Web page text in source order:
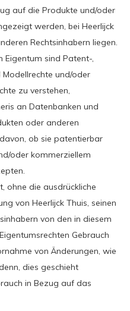
auf die Produkte und/oder
werden, bei Heerlijck
Rechtsinhabern liegen.
Eigentum sind Patent-,
Modellrechte und/oder
zu verstehen,
an Datenbanken und
oder anderen
ob sie patentierbar
oder kommerziellem
ohne die ausdrückliche
von Heerlijck Thuis, seinen
von den in diesem
Gebrauch
von Änderungen, wie
dies geschieht
in Bezug auf das